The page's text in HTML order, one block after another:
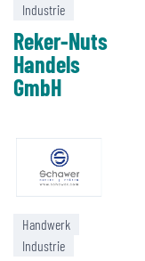
Industrie
Reker-Nuts
Handels
GmbH
Handwerk
Industrie